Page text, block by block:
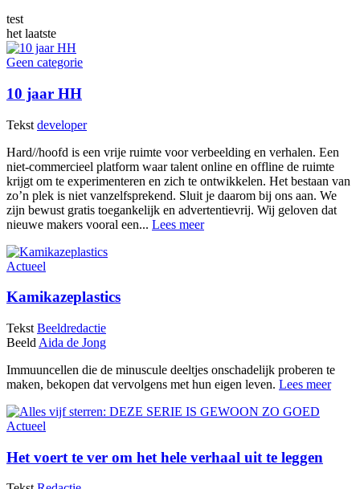
test
het laatste
Geen categorie
10 jaar HH
Tekst developer
Hard//hoofd is een vrije ruimte voor verbeelding en verhalen. Een
niet-commercieel platform waar talent online en offline de ruimte
krijgt om te experimenteren en zich te ontwikkelen. Het bestaan van
zo’n plek is niet vanzelfsprekend. Sluit je daarom bij ons aan. We
zijn bewust gratis toegankelijk en advertentievrij. Wij geloven dat
nieuwe makers vooral een... Lees meer
Actueel
Kamikazeplastics
Tekst Beeldredactie
Beeld Aida de Jong
Immuuncellen die de minuscule deeltjes onschadelijk proberen te
maken, bekopen dat vervolgens met hun eigen leven. Lees meer
Actueel
Het voert te ver om het hele verhaal uit te leggen